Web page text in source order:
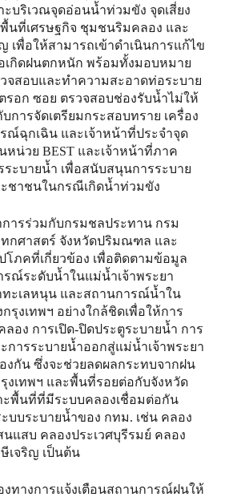
บริเวณจุดอ่อนน้ำท่วมขัง จุดเสี่ยง
นที่เศรษฐกิจ ชุมชนริมคลอง และ
เพื่อให้สามารถเข้าดำเนินการแก้ไข
เกิดฝนตกหนัก พร้อมทั้งมอบหมาย
จสอบและทำความสะอาดท่อระบาย
รอก ซอย ตรวจสอบช่องรับน้ำไม่ให้
การจัดเตรียมกระสอบทราย เครื่อง
ณ์ฉุกเฉิน และเจ้าหน้าที่ประจำจุด
หน่วย BEST และเจ้าหน้าที่ภาค
ะบายน้ำ เพื่อสนับสนุนการระบาย
ชาชนในกรณีเกิดน้ำท่วมขัง
ารร่วมกับกรมชลประทาน กรม
กศาสตร์ จังหวัดปริมณฑล และ
ภคที่เกี่ยวข้อง เพื่อติดตามข้อมูล
ณ์ระดับน้ำในแม่น้ำเจ้าพระยา
ะเลหนุน และสถานการณ์น้ำใน
รุงเทพฯ อย่างใกล้ชิดเพื่อให้การ
อง การเปิด-ปิดประตูระบายน้ำ การ
การระบายน้ำออกสู่แม่น้ำเจ้าพระยา
งกัน ซึ่งจะช่วยลดผลกระทบจากฝน
เทพฯ และพื้นที่รอยต่อกับจังหวัด
พื้นที่ที่มีระบบคลองเชื่อมต่อกัน
บบระบายน้ำของ กทม. เช่น คลอง
แสบ คลองประเวศบุรีรมย์ คลอง
เจริญ เป็นต้น
งทางการแจ้งเตือนสถานการณ์ฝนให้